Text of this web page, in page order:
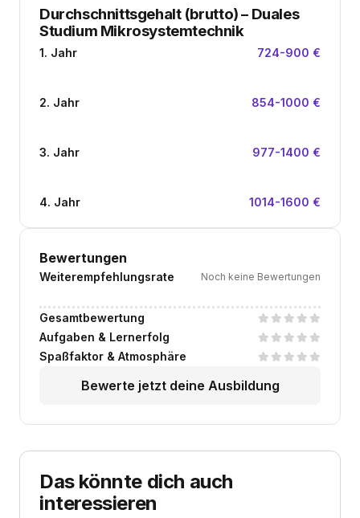
Durchschnittsgehalt (brutto)– Duales
Studium Mikrosystemtechnik
1. Jahr 724-900 €
2. Jahr 854-1000 €
3. Jahr 977-1400 €
4. Jahr 1014-1600 €
Bewertungen
Weiterempfehlungsrate Noch keine Bewertungen
Gesamtbewertung
Aufgaben & Lernerfolg
Spaßfaktor & Atmosphäre
Bewerte jetzt deine Ausbildung
Das könnte dich auch
interessieren